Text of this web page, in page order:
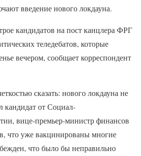
введение нового локдауна.
кандидатов на пост канцлера ФРГ
теледебатов, которые
вечером, сообщает корреспондент
сказать: нового локдауна не
кандидат от Социал-
вице-премьер-министр финансов
что уже вакцинированы многие
что было бы неправильно